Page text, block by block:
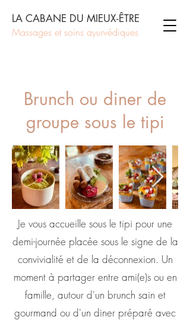
LA CABANE DU MIEUX-ÊTRE
Massages et soins ayurvédiques
Brunch ou diner de
groupe sous le tipi
Je vous accueille sous le tipi pour une
demi-journée placée sous le signe de la
convivialité et de la déconnexion. Un
moment à partager entre ami(e)s ou en
famille, autour d'un brunch sain et
gourmand ou d'un diner préparé avec